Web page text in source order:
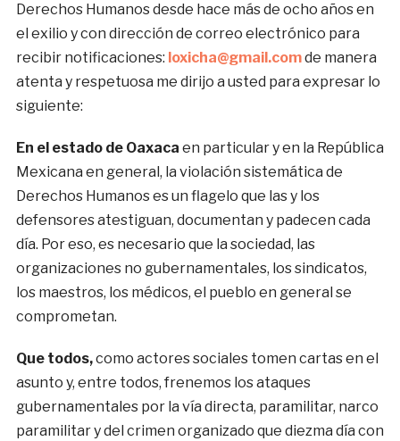
Derechos Humanos desde hace más de ocho años en
el exilio y con dirección de correo electrónico para
recibir notificaciones: loxicha@gmail.comde manera
atenta y respetuosa me dirijo a usted para expresar lo
siguiente:
En el estado de Oaxaca en particular y en la República
Mexicana en general, la violación sistemática de
Derechos Humanos es un flagelo que las y los
defensores atestiguan, documentan y padecen cada
día. Por eso, es necesario que la sociedad, las
organizaciones no gubernamentales, los sindicatos,
los maestros, los médicos, el pueblo en general se
comprometan.
Que todos,como actores sociales tomen cartas en el
asunto y, entre todos, frenemos los ataques
gubernamentales por la vía directa, paramilitar, narco
paramilitar y del crimen organizado que diezma día con